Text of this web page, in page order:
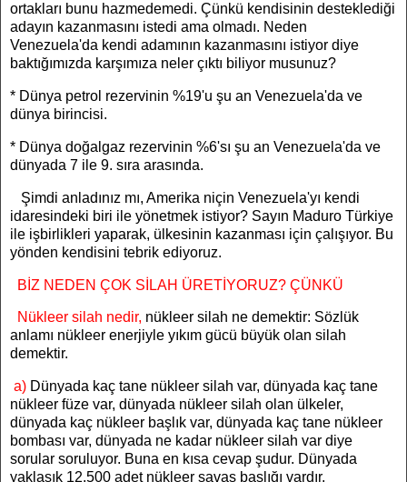
ortakları bunu hazmedemedi. Çünkü kendisinin desteklediği
adayın kazanmasını istedi ama olmadı. Neden
Venezuela'da kendi adamının kazanmasını istiyor diye
baktığımızda karşımıza neler çıktı biliyor musunuz?
* Dünya petrol rezervinin %19'u şu an Venezuela'da ve
dünya birincisi.
* Dünya doğalgaz rezervinin %6'sı şu an Venezuela'da ve
dünyada 7 ile 9. sıra arasında.
Şimdi anladınız mı, Amerika niçin Venezuela'yı kendi
idaresindeki biri ile yönetmek istiyor? Sayın Maduro Türkiye
ile işbirlikleri yaparak, ülkesinin kazanması için çalışıyor. Bu
yönden kendisini tebrik ediyoruz.
BİZ NEDEN ÇOK SİLAH ÜRETİYORUZ? ÇÜNKÜ
Nükleer silah nedir, nükleer silah ne demektir: Sözlük
anlamı nükleer enerjiyle yıkım gücü büyük olan silah
demektir.
a) Dünyada kaç tane nükleer silah var, dünyada kaç tane
nükleer füze var, dünyada nükleer silah olan ülkeler,
dünyada kaç nükleer başlık var, dünyada kaç tane nükleer
bombası var, dünyada ne kadar nükleer silah var diye
sorular soruluyor. Buna en kısa cevap şudur. Dünyada
yaklaşık 12.500 adet nükleer savaş başlığı vardır.